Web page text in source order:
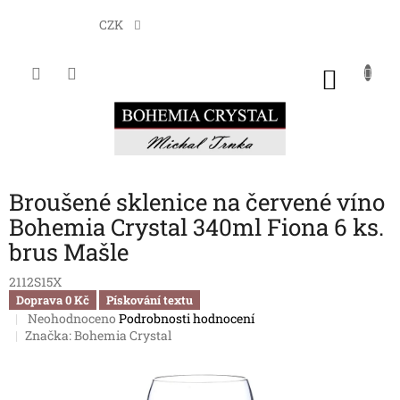
CZK
Broušené sklenice na červené víno
Bohemia Crystal 340ml Fiona 6 ks.
brus Mašle
2112S15X
Doprava 0 Kč Pískování textu
Průměrné
hodnocení
Neohodnoceno Podrobnosti hodnocení
Značka:Bohemia Crystal